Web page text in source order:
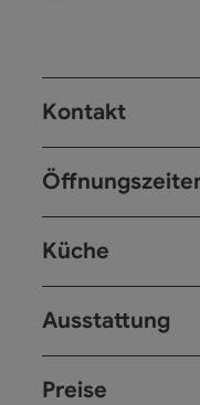
Kontakt
Küche
Ausstattung
Preise